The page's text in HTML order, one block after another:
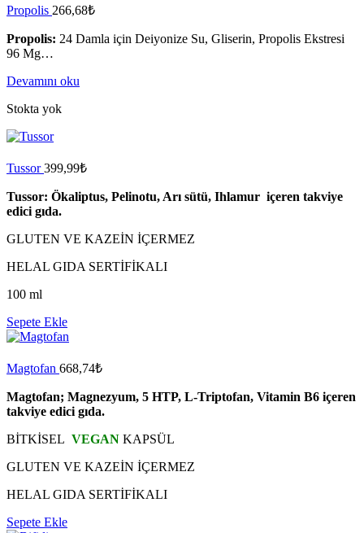
Propolis 266,68₺
Propolis: 24 Damla için Deiyonize Su, Gliserin, Propolis Ekstresi
96 Mg…
Devamını oku
Stokta yok
Tussor399,99₺
Tussor: Ökaliptus, Pelinotu, Arı sütü, Ihlamur içeren takviye
edici gıda.
GLUTEN VE KAZEİN İÇERMEZ
HELAL GIDA SERTİFİKALI
100 ml
Sepete Ekle
Magtofan 668,74₺
Magtofan; Magnezyum, 5 HTP, L-Triptofan, Vitamin B6 içeren
takviye edici gıda.
BİTKİSEL VEGAN KAPSÜL
GLUTEN VE KAZEİN İÇERMEZ
HELAL GIDA SERTİFİKALI
Sepete Ekle